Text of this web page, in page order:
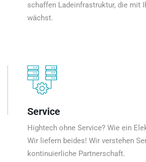
schaffen Ladeinfrastruktur, die mit
wächst.
Service
Hightech ohne Service? Wie ein
Wir liefern beides! Wir verstehen
kontinuierliche Partnerschaft.